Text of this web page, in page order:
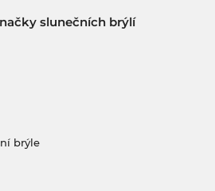
slunečních brýlí
brýle